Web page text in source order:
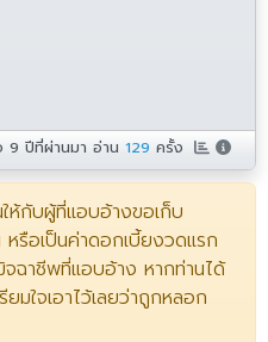
9 ปีที่ผ่านมา อ่าน129 ครั้ง
ห้กับผู้ที่แอบอ้างขอเก็บ
รือเป็นค่าดอกเบี้ยงวดแรก
จฉาชีพที่แอบอ้าง หากท่านได้
มใจเอาไว้เลยว่าถูกหลอก